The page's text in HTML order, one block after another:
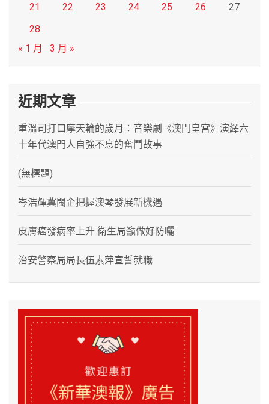
21
22 23 24 25 26
27
28
« 1 月
3 月 »
近期文章
重溫司打口摩天輪的歲月：音樂劇《澳門皇宮》演繹六
十年代澳門人自強不息的奮鬥故事
(無標題)
岑浩輝冀閩企把握澳琴發展新機遇
皮膚癌發病率上升 衛生局籲做好防曬
治安警察局局長伍素萍宣誓就職